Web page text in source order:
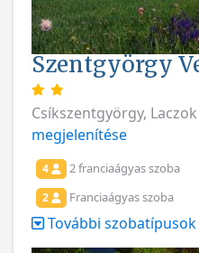
Szentgyörgy
Csíkszentgyörgy,
megjelenítése
4 2 franciaágyas szoba
2 Franciaágyas szoba
További